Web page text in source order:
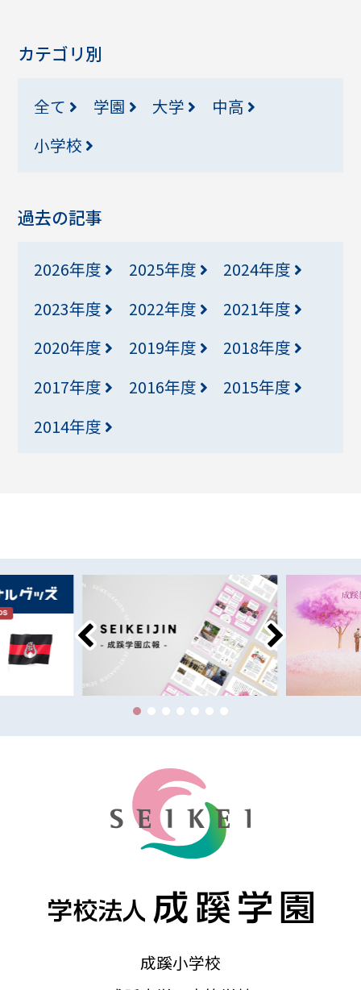
カテゴリ別
全て 学園 大学
中高
小学校
過去の記事
2026年度 2025年度
2024年度
2023年度
2022年度
2021年度
2020年度
2019年度
2018年度
2017年度
2016年度
2015年度
2014年度
成蹊小学校